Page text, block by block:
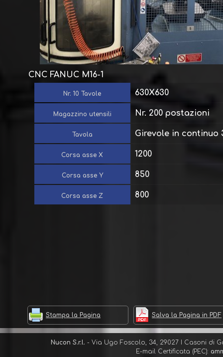
CNC FANUC M16-1
Nr. 10 Tavole 630X630
Magazzino utensili Nr. 200 postazioni
Tavola Girevole in continuo
Corsa asse X 1200
Corsa asse Y 850
Corsa asse Z 800
Stampa la Pagina Salva la Pagina in PDF
Nucon S.r.l. - Via Ugo Foscolo, 34, 29027 I Casoni di
E-mail Certificata (PEC):